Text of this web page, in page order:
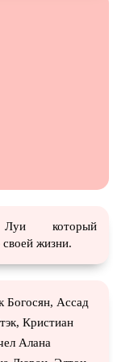
Луи который
жизни.
Богосян, Ассад
Кристиан
Алана